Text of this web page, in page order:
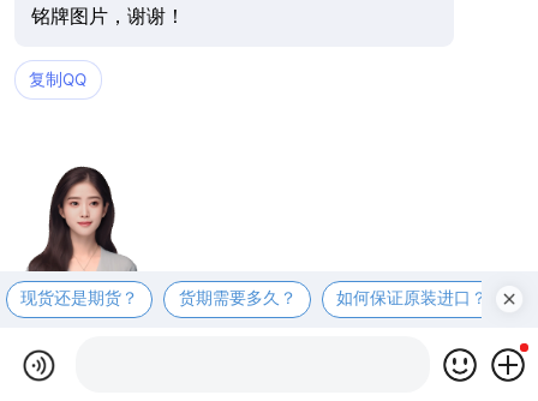
铭牌图片，谢谢！
复制QQ
现货还是期货？ 货期需要多久？ 如何保证原装进口？